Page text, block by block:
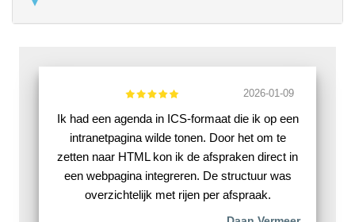
2026-01-09
Ik had een agenda in ICS-formaat die ik op een
intranetpagina wilde tonen. Door het om te
zetten naar HTML kon ik de afspraken direct in
een webpagina integreren. De structuur was
overzichtelijk met rijen per afspraak.